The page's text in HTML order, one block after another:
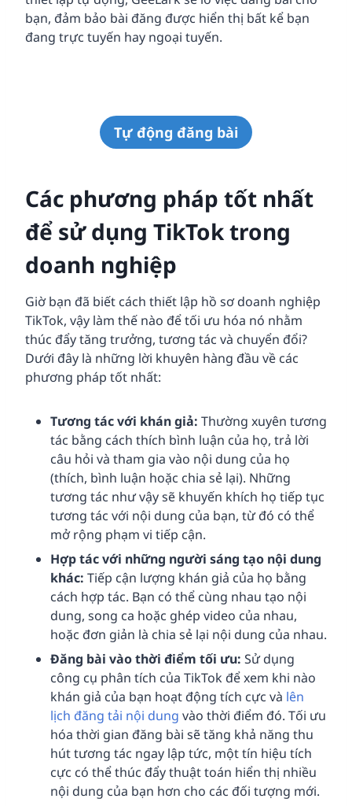
bạn, đảm bảo bài đăng được hiển thị bất kể bạn
đang trực tuyến hay ngoại tuyến.
Tự động đăng bài
Các phương pháp tốt nhất
để sử dụng TikTok trong
doanh nghiệp
Giờ bạn đã biết cách thiết lập hồ sơ doanh nghiệp
TikTok, vậy làm thế nào để tối ưu hóa nó nhằm
thúc đẩy tăng trưởng, tương tác và chuyển đổi?
Dưới đây là những lời khuyên hàng đầu về các
phương pháp tốt nhất:
Tương tác với khán giả: Thường xuyên tương
tác bằng cách thích bình luận của họ, trả lời
câu hỏi và tham gia vào nội dung của họ
(thích, bình luận hoặc chia sẻ lại). Những
tương tác như vậy sẽ khuyến khích họ tiếp tục
tương tác với nội dung của bạn, từ đó có thể
mở rộng phạm vi tiếp cận.
Hợp tác với những người sáng tạo nội dung
khác: Tiếp cận lượng khán giả của họ bằng
cách hợp tác. Bạn có thể cùng nhau tạo nội
dung, song ca hoặc ghép video của nhau,
hoặc đơn giản là chia sẻ lại nội dung của nhau.
Đăng bài vào thời điểm tối ưu: Sử dụng
công cụ phân tích của TikTok để xem khi nào
khán giả của bạn hoạt động tích cực và lên
lịch đăng tải nội dung vào thời điểm đó. Tối ưu
hóa thời gian đăng bài sẽ tăng khả năng thu
hút tương tác ngay lập tức, một tín hiệu tích
cực có thể thúc đẩy thuật toán hiển thị nhiều
nội dung của bạn hơn cho các đối tượng mới.